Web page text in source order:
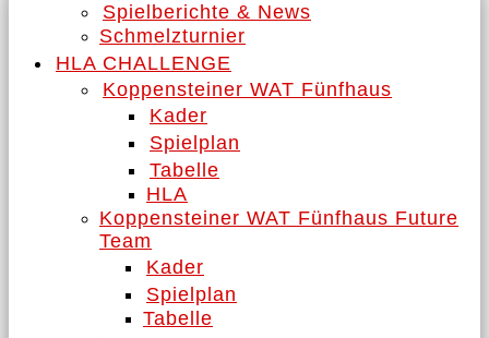
Spielberichte & News
Schmelzturnier
HLA CHALLENGE
Koppensteiner WAT Fünfhaus
Kader
Spielplan
Tabelle
HLA
Koppensteiner WAT Fünfhaus Future
Team
Kader
Spielplan
Tabelle